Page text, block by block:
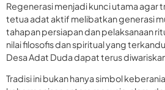
Regenerasi menjadi kunci utama agar
tetua adat aktif melibatkan generasi
tahapan persiapan dan pelaksanaan
nilai filosofis dan spiritual yang
Desa Adat Duda dapat terus
Tradisi ini bukan hanya simbol